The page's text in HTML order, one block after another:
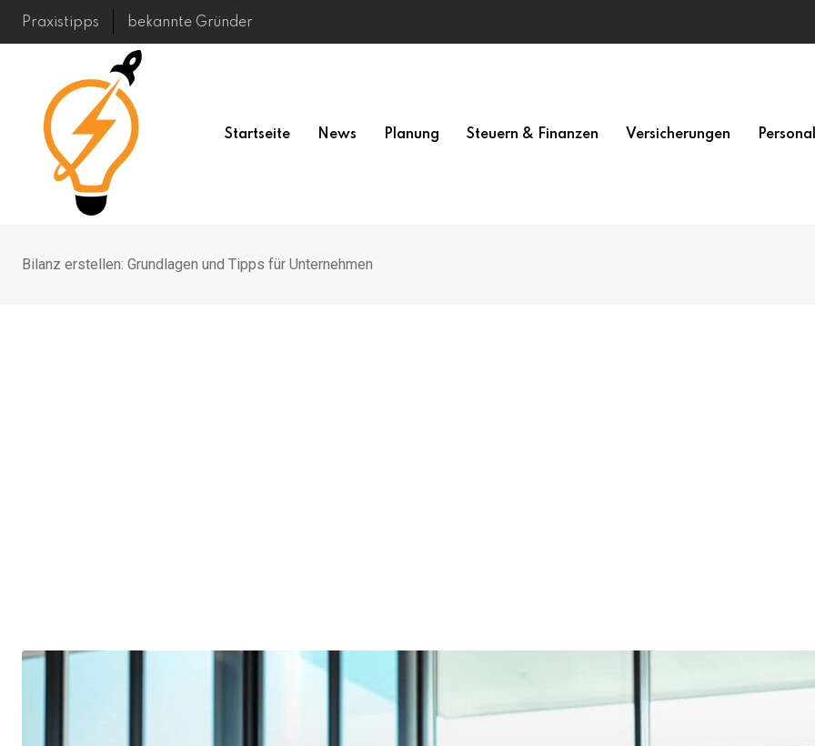
Skip
Praxistipps bekannte Gründer
Startseite News Planung Steuern & Finanzen Versicherungen Personal
Bilanz erstellen: Grundlagen und Tipps für Unternehmen